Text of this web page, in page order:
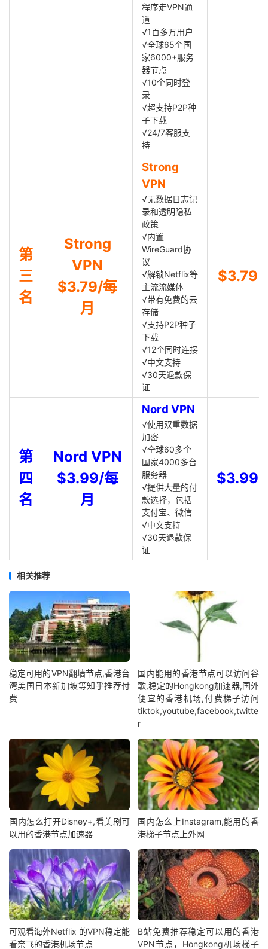
程序走VPN通
道
√1百多万用户
√全球65个国
家6000+服务
器节点
√10个同时登
录
√超支持P2P种
子下载
√24/7客服支
持
第
三
名
Strong
VPN
$3.79/每
月
Strong
VPN
√无数据日志记
录和透明隐私
政策
√内置
WireGuard协
议
√解锁Netflix等
主流流媒体
√带有免费的云
存储
√支持P2P种子
下载
√12个同时连接
√中文支持
√30天退款保
证
$3.79
第
四
名
Nord VPN
$3.99/每
月
Nord VPN
√使用双重数据
加密
√全球60多个
国家4000多台
服务器
√提供大量的付
款选择，包括
支付宝、微信
√中文支持
√30天退款保
证
$3.99
相关推荐
稳定可用的VPN翻墙节点,香港台
湾美国日本新加坡等知乎推荐付
费
国内能用的香港节点可以访问谷
歌,稳定的Hongkong加速器,国外
便宜的香港机场,付费梯子访问
tiktok,youtube,facebook,twitte
r
国内怎么打开Disney+,看美剧可
以用的香港节点加速器
国内怎么上Instagram,能用的香
港梯子节点上外网
可观看海外Netflix 的VPN稳定能
看奈飞的香港机场节点
B站免费推荐稳定可以用的香港
VPN节点，Hongkong机场梯子